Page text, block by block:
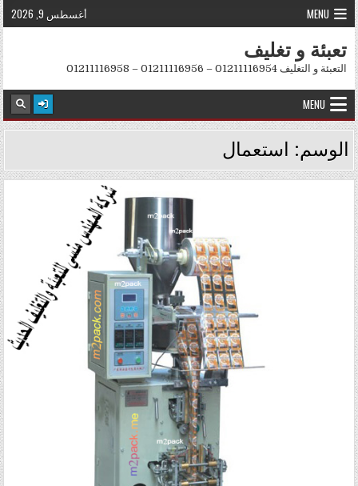
Skip to content
MENU أغسطس 9, 2026
تعبئة و تغليف
التعبئة و التغليف 01211116954 – 01211116956 – 01211116958
MENU
الوسم: استعمال